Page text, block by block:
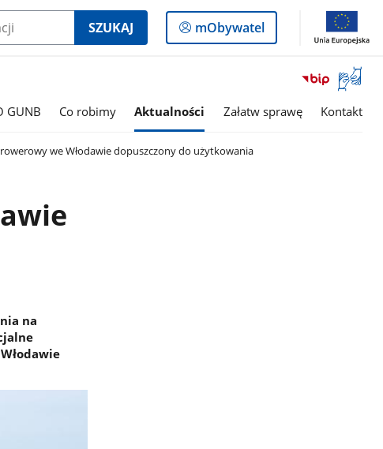
SZUKAJ
Logowanie
do
mObywatel
Otwórz
okno
z
GUNB Co robimy Aktualności Załatw sprawę Kontakt
we Włodawie dopuszczony do użytkowania
na